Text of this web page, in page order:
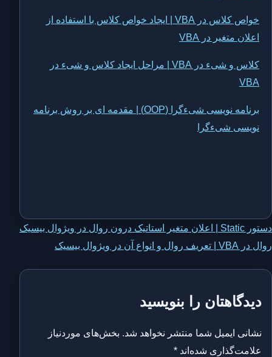
خواص کلاس در VBA | ایجاد خواص کلاس با استفاده از
اعلان متغیر در VBA
کلاس و شیء در VBA | مراحل ایجاد کلاس و شیء در
VBA
برنامه نویسی شیءگرا (OOP) | مقدمه ای بر روش برنامه
نویسی شیءگرا
راهبری
نوشته
دستور Static | اعلان متغیر استاتیک درون روال در ویژوال بیسیک
روال در VBA | تعریف روال و انواع آن در ویژوال بیسیک
دیدگاهتان را بنویسید
نشانی ایمیل شما منتشر نخواهد شد. بخش‌های موردنیاز
علامت‌گذاری شده‌اند *